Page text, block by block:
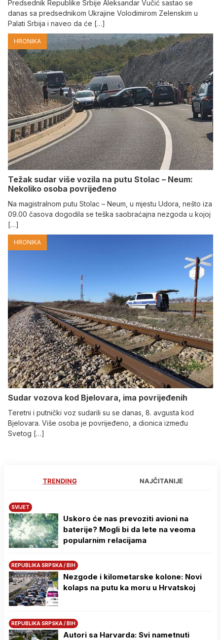
Predsednik Republike Srbije Aleksandar Vučić sastao se
danas sa predsednikom Ukrajine Volodimirom Zelenskim u
Palati Srbija i naveo da će […]
HRONIKA
Težak sudar više vozila na putu Stolac – Neum:
Nekoliko osoba povrijeđeno
Na magistralnom putu Stolac – Neum, u mjestu Udora, nešto iza
09.00 časova dogodila se teška saobraćajna nezgoda u kojoj
[…]
HRONIKA
Sudar vozova kod Bjelovara, ima povrijeđenih
Teretni i putnički voz sudarili su se danas, 8. avgusta kod
Bjelovara. Više osoba je povrijeđeno, a dionica između
Svetog […]
TRENDING NAJČITANIJE
SVIJET
Uskoro će nas prevoziti avioni na
baterije? Mogli bi da lete na veoma
popularnim relacijama
REPUBLIKA SRPSKA / BIH
Nezgode i kilometarske kolone: Novi
kolaps na putu ka moru u Hrvatskoj
REPUBLIKA SRPSKA / BIH
Autori sa Harvarda: Svi nametnuti